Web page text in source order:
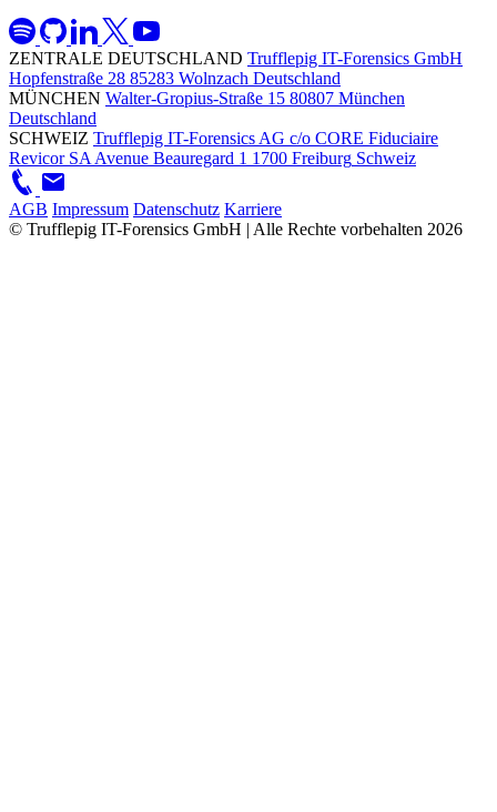
ZENTRALE DEUTSCHLAND Trufflepig IT-Forensics GmbH
Hopfenstraße 28 85283 Wolnzach Deutschland
MÜNCHEN Walter-Gropius-Straße 15 80807 München
Deutschland
SCHWEIZ Trufflepig IT-Forensics AG c/o CORE Fiduciaire
Revicor SA Avenue Beauregard 1 1700 Freiburg Schweiz
AGB Impressum Datenschutz Karriere
© Trufflepig IT-Forensics GmbH | Alle Rechte vorbehalten 2026